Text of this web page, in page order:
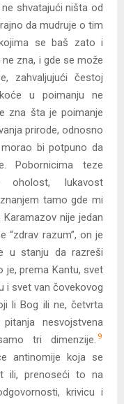
shvatajući ništa od
da mudruje o tim
se baš zato i
zna, i gde se može
zahvaljujući čestoj
u poimanju ne
zna šta je poimanje
prirode, odnosno
bi potpuno da
Pobornicima teze
oholost, lukavost
tamo gde mi
nije jedan
“zdrav razum”, on je
u stanju da razreši
je, prema Kantu, svet
i svet van čovekovog
li Bog ili ne, četvrta
nesvojstvena
tri dimenzije. 9
antinomije koja se
ili, prenoseći to na
krivicu i